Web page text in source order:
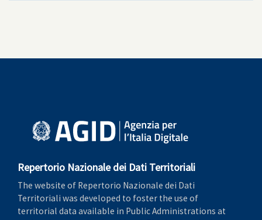
Repertorio Nazionale dei Dati Territoriali
The website of Repertorio Nazionale dei Dati
Territoriali was developed to foster the use of
territorial data available in Public Administrations at